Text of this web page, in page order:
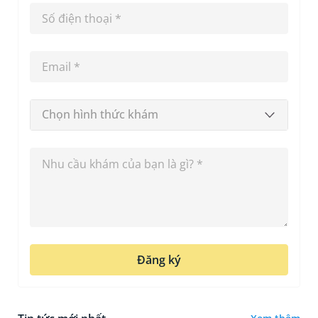
Chọn hình thức khám
Đăng ký